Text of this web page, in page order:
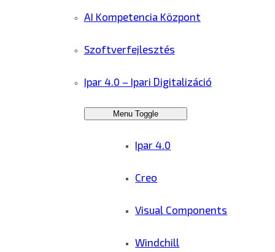
AI Kompetencia Központ
Szoftverfejlesztés
Ipar 4.0 – Ipari Digitalizáció
Menu Toggle
Ipar 4.0
Creo
Visual Components
Windchill